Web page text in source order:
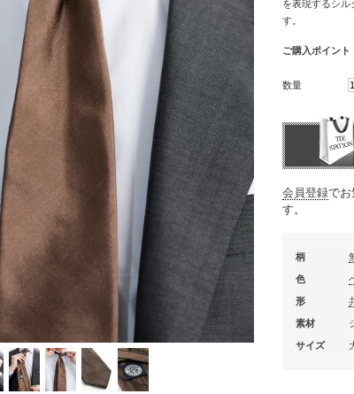
を表現するシ
す。
ご購入ポイント
数量
会員登録でお
す。
柄
色
形
素材
サイズ